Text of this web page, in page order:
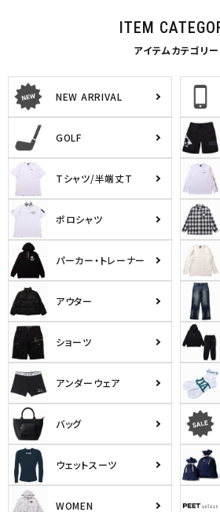
価格から探す
円 ～
ITEM
アイテムカテゴリー
NEW ARRIVAL
GOLF
Tシャツ/半端丈T
ポロシャツ
パーカー・トレーナー
アウター
ショーツ
アンダーウェア
バッグ
ウェットスーツ
WOMEN